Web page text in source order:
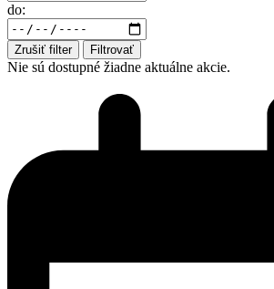
do:
Zrušiť filter Filtrovať
Nie sú dostupné žiadne aktuálne akcie.